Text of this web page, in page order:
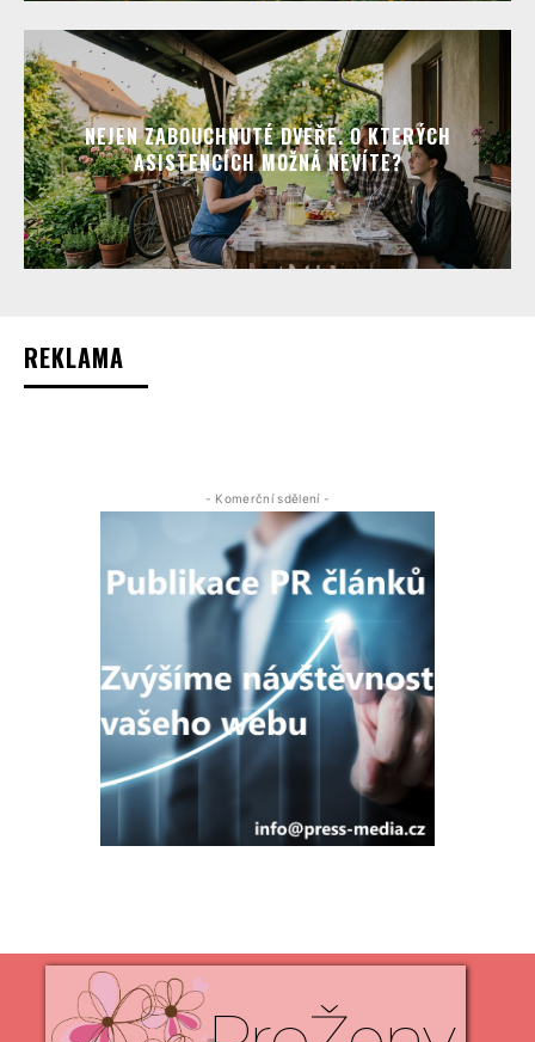
NEJEN ZABOUCHNUTÉ DVEŘE. O KTERÝCH
ASISTENCÍCH MOŽNÁ NEVÍTE?
REKLAMA
- Komerční sdělení -